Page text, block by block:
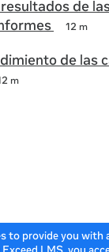
to provide you with
de
12 m
de las
m